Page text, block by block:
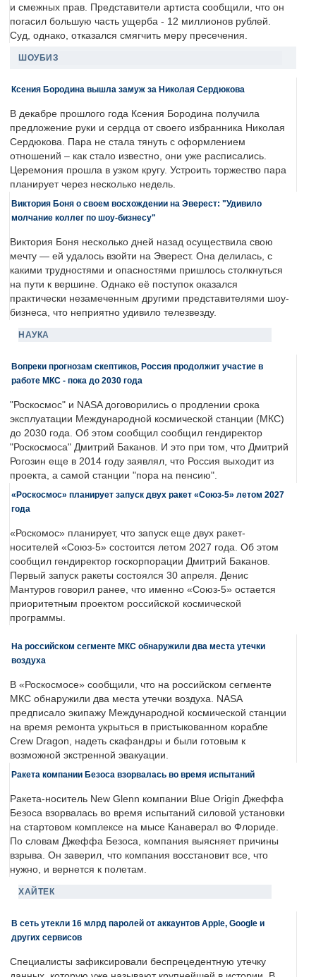
и смежных прав. Представители артиста сообщили, что он
погасил большую часть ущерба - 12 миллионов рублей.
Суд, однако, отказался смягчить меру пресечения.
ШОУБИЗ
Ксения Бородина вышла замуж за Николая Сердюкова
В декабре прошлого года Ксения Бородина получила
предложение руки и сердца от своего избранника Николая
Сердюкова. Пара не стала тянуть с оформлением
отношений – как стало известно, они уже расписались.
Церемония прошла в узком кругу. Устроить торжество пара
планирует через несколько недель.
Виктория Боня о своем восхождении на Эверест: "Удивило
молчание коллег по шоу-бизнесу"
Виктория Боня несколько дней назад осуществила свою
мечту — ей удалось взойти на Эверест. Она делилась, с
какими трудностями и опасностями пришлось столкнуться
на пути к вершине. Однако её поступок оказался
практически незамеченным другими представителями шоу-
бизнеса, что неприятно удивило телезвезду.
НАУКА
Вопреки прогнозам скептиков, Россия продолжит участие в
работе МКС - пока до 2030 года
"Роскосмос" и NASA договорились о продлении срока
эксплуатации Международной космической станции (МКС)
до 2030 года. Об этом сообщил сообщил гендиректор
"Роскосмоса" Дмитрий Баканов. И это при том, что Дмитрий
Рогозин еще в 2014 году заявлял, что Россия выходит из
проекта, а самой станции "пора на пенсию".
«Роскосмос» планирует запуск двух ракет «Союз-5» летом 2027
года
«Роскомос» планирует, что запуск еще двух ракет-
носителей «Союз-5» состоится летом 2027 года. Об этом
сообщил гендиректор госкорпорации Дмитрий Баканов.
Первый запуск ракеты состоялся 30 апреля. Денис
Мантуров говорил ранее, что именно «Союз-5» остается
приоритетным проектом российской космической
программы.
На российском сегменте МКС обнаружили два места утечки
воздуха
В «Роскосмосе» сообщили, что на российском сегменте
МКС обнаружили два места утечки воздуха. NASA
предписало экипажу Международной космической станции
на время ремонта укрыться в пристыкованном корабле
Crew Dragon, надеть скафандры и были готовым к
возможной экстренной эвакуации.
Ракета компании Безоса взорвалась во время испытаний
Ракета-носитель New Glenn компании Blue Origin Джеффа
Безоса взорвалась во время испытаний силовой установки
на стартовом комплексе на мысе Канаверал во Флориде.
По словам Джеффа Безоса, компания выясняет причины
взрыва. Он заверил, что компания восстановит все, что
нужно, и вернется к полетам.
ХАЙТЕК
В сеть утекли 16 млрд паролей от аккаунтов Apple, Google и
других сервисов
Специалисты зафиксировали беспрецедентную утечку